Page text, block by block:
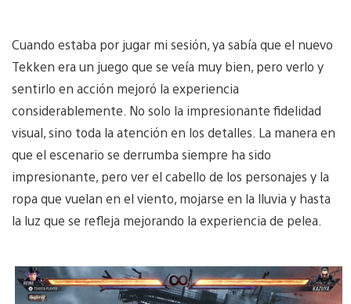
Cuando estaba por jugar mi sesión, ya sabía que el nuevo
Tekken era un juego que se veía muy bien, pero verlo y
sentirlo en acción mejoró la experiencia
considerablemente. No solo la impresionante fidelidad
visual, sino toda la atención en los detalles. La manera en
que el escenario se derrumba siempre ha sido
impresionante, pero ver el cabello de los personajes y la
ropa que vuelan en el viento, mojarse en la lluvia y hasta
la luz que se refleja mejorando la experiencia de pelea.